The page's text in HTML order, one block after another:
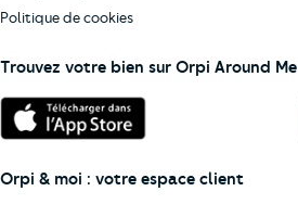
Politique de cookies
Trouvez votre bien sur Orpi Around Me
Orpi & moi : votre espace client